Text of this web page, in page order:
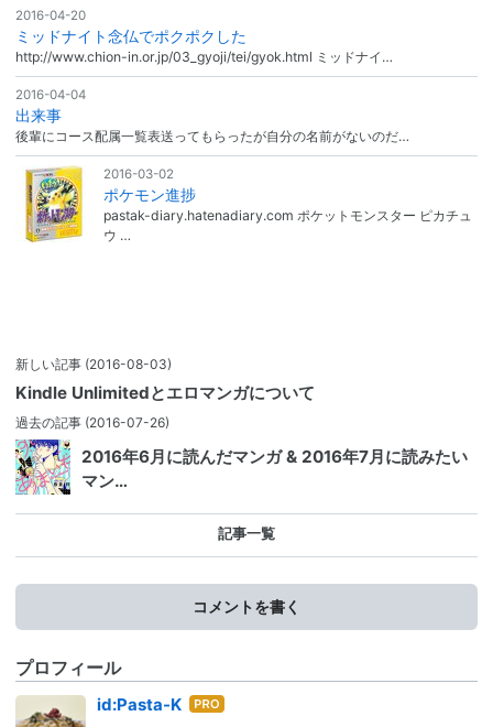
2016-04-20
ミッドナイト念仏でポクポクした
http://www.chion-in.or.jp/03_gyoji/tei/gyok.html ミッドナイ…
2016-04-04
出来事
後輩にコース配属一覧表送ってもらったが自分の名前がないのだ…
2016-03-02
ポケモン進捗
pastak-diary.hatenadiary.com ポケットモンスター ピカチュ
ウ …
新しい記事 (2016-08-03)
Kindle Unlimitedとエロマンガについて
過去の記事 (2016-07-26)
2016年6月に読んだマンガ & 2016年7月に読みたい
マン…
記事一覧
コメントを書く
プロフィール
id:Pasta-K はて